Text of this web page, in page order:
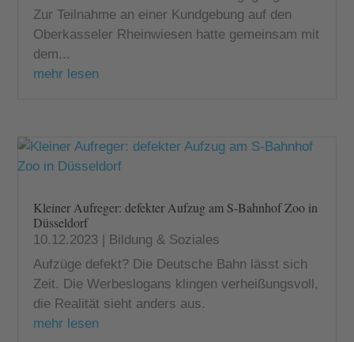
Zur Teilnahme an einer Kundgebung auf den
Oberkasseler Rheinwiesen hatte gemeinsam mit
dem...
mehr lesen
Kleiner Aufreger: defekter Aufzug am S-Bahnhof Zoo in
Düsseldorf
10.12.2023 | Bildung & Soziales
Aufzüge defekt? Die Deutsche Bahn lässt sich
Zeit. Die Werbeslogans klingen verheißungsvoll,
die Realität sieht anders aus.
mehr lesen